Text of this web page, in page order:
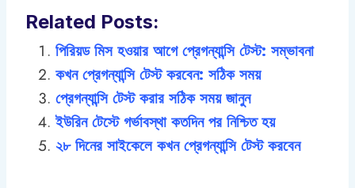
Related Posts:
পিরিয়ড মিস হওয়ার আগে প্রেগন্যান্সি টেস্ট: সম্ভাবনা
কখন প্রেগন্যান্সি টেস্ট করবেন: সঠিক সময়
প্রেগন্যান্সি টেস্ট করার সঠিক সময় জানুন
ইউরিন টেস্টে গর্ভাবস্থা কতদিন পর নিশ্চিত হয়
২৮ দিনের সাইকেলে কখন প্রেগন্যান্সি টেস্ট করবেন